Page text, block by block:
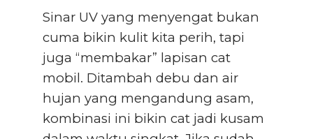
Sinar UV yang menyengat bukan
cuma bikin kulit kita perih, tapi
juga “membakar” lapisan cat
mobil. Ditambah debu dan air
hujan yang mengandung asam,
kombinasi ini bikin cat jadi kusam